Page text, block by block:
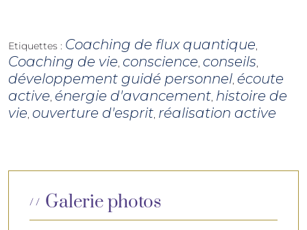
Etiquettes : Coaching de flux quantique,
Coaching de vie, conscience, conseils,
développement guidé personnel, écoute
active, énergie d'avancement, histoire de
vie, ouverture d'esprit, réalisation active
Galerie photos